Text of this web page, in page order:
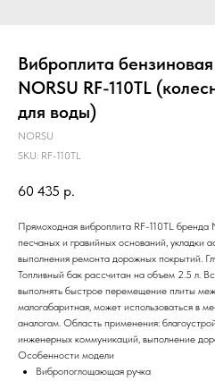
Виброплита
NORSU RF-110TL
для воды)
NORSU
SKU: RF-110TL
60 435 р.
Прямоходная виброплита RF-110TL бренда
песчаных и гравийных оснований, укладки
выполнения ремонта дорожных покрытий.
Топливный бак рассчитан на объем 2.5 л.
выполнять быстрое перемещение плиты
малогабаритная, может использоваться в
аналогам. Область применения:
инженерных коммуникаций, выполнение
Особенности модели
Вибропоглощающая ручка